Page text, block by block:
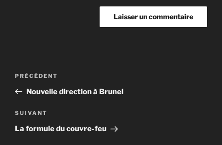
Navigation
l’article
Article
précédent
PRÉCÉDENT
Nouvelle direction à Brunel
Article
suivant
SUIVANT
La formule du couvre-feu